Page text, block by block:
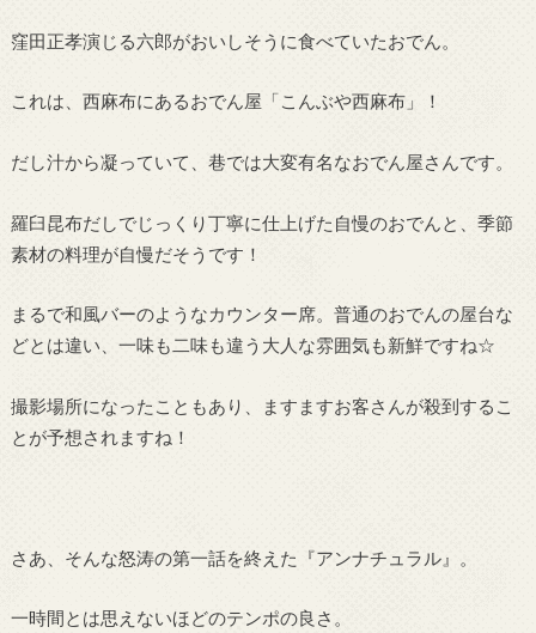
窪田正孝演じる六郎がおいしそうに食べていたおでん。
これは、西麻布にあるおでん屋「こんぶや西麻布」！
だし汁から凝っていて、巷では大変有名なおでん屋さんです。
羅臼昆布だしでじっくり丁寧に仕上げた自慢のおでんと、季節
素材の料理が自慢だそうです！
まるで和風バーのようなカウンター席。普通のおでんの屋台な
どとは違い、一味も二味も違う大人な雰囲気も新鮮ですね☆
撮影場所になったこともあり、ますますお客さんが殺到するこ
とが予想されますね！
さあ、そんな怒涛の第一話を終えた『アンナチュラル』。
一時間とは思えないほどのテンポの良さ。